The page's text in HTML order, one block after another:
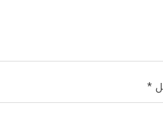
*